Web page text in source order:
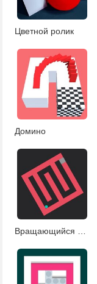
Цветной ролик
Домино